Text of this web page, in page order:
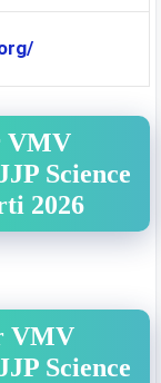
VMV
Science
2026
VMV
Science